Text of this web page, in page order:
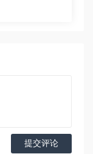
百度网盘资源
提交评论